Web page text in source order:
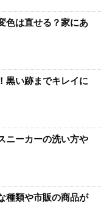
色は直せる？家にあ
黒い跡までキレイに
ニーカーの洗い方や
種類や市販の商品が